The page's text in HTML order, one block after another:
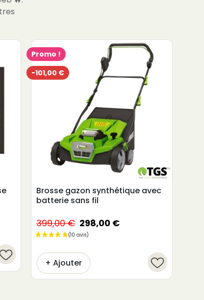
Promo !
-101,00 €
Brosse gazon synthétique avec
batterie sans fil
399,00 € 298,00 €
+ Ajouter